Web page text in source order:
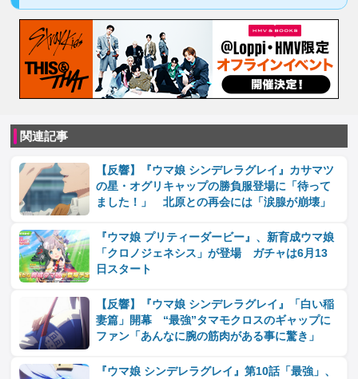
関連記事
【反響】『ウマ娘 シンデレラグレイ』カサマツ
の星・オグリキャップの勝負服登場に「待って
ました！」 北原との再会には「涙腺が崩壊」
『ウマ娘 プリティーダービー』、新育成ウマ娘
「クロノジェネシス」が登場 ガチャは6月13
日スタート
【反響】『ウマ娘 シンデレラグレイ』「白い稲
妻篇」開幕 “最強”タマモクロスのギャップに
ファン「あんなに腕の筋肉がある事に驚き」
『ウマ娘 シンデレラグレイ』第10話「最強」、